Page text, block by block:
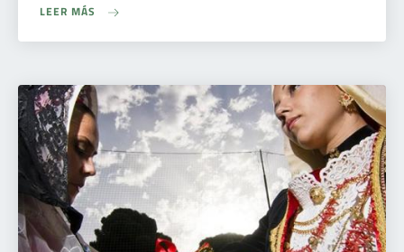
LEER MÁS